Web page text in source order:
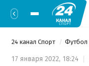
24 канал Спорт Футбол
17 января 2022, 18:24